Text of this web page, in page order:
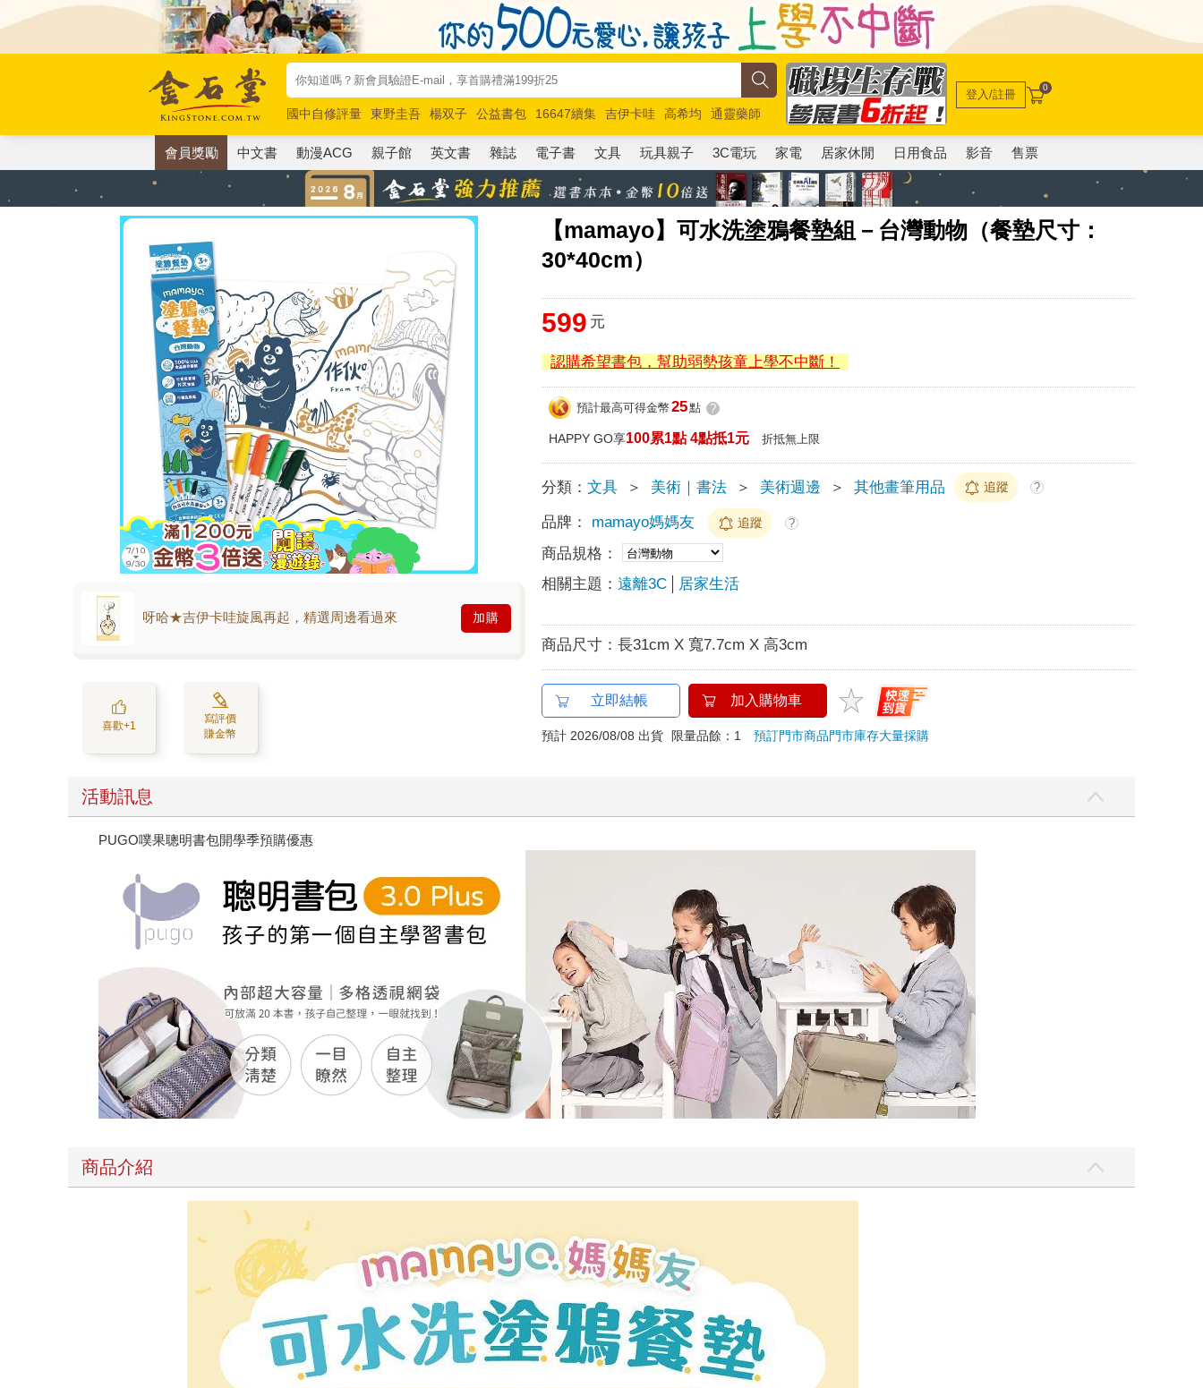
國中自修評量 東野圭吾 楊双子 公益書包 16647續集 吉伊卡哇 高希均
通靈藥師
唯紅花綻放
奧德賽 路邊攤新作 馬斯克 玩具總動員5 超慢跑
登入/註冊 0
會員獎勵 中文書 動漫ACG 親子館 英文書 雜誌 電子書 文具 玩具親子 3C電玩 家電 居家休閒 日用食品 影音 售票
【mamayo】可水洗塗鴉餐墊組－台灣動物（餐墊尺寸：
30*40cm）
呀哈★吉伊卡哇旋風再起，精選周邊看過來 加購
喜歡+1
寫評價
賺金幣
599 元
認購希望書包，幫助弱勢孩童上學不中斷！
預計最高可得金幣 25點 ?
HAPPY GO享100累1點 4點抵1元 折抵無上限
分類：文具 ＞ 美術｜書法 ＞ 美術週邊 ＞ 其他畫筆用品 追蹤 ?
品牌： mamayo媽媽友 追蹤 ?
商品規格：
相關主題：遠離3C 居家生活
商品尺寸：長31cm X 寬7.7cm X 高3cm
立即結帳 加入購物車
預計 2026/08/08 出貨 限量品餘：1預訂門市商品門市庫存大量採購
活動訊息
PUGO噗果聰明書包開學季預購優惠
商品介紹